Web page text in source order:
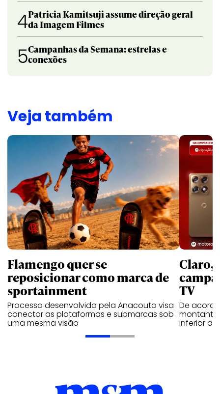
4Patricia Kamitsuji assume direção geral
da Imagem Filmes
5Campanhas da Semana: estrelas e
conexões
Veja também
Flamengo quer se
reposicionar como marca de
sportainment
Processo desenvolvido pela Anacouto visa
conectar as plataformas e submarcas sob
uma mesma visão
Claro,
TV
De
montante
inferior